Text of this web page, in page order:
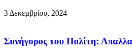
3 Δεκεμβρίου, 2024
Συνήγορος του Πολίτη: